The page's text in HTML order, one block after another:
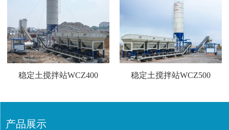
稳定土搅拌站WCZ400 稳定土搅拌站WCZ500
产品展示